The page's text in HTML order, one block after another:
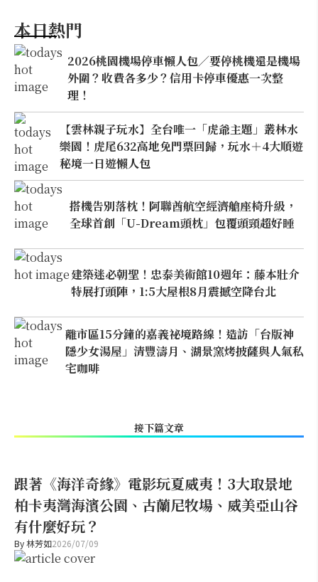
本日熱門
2026桃園機場停車懶人包／要停桃機還是機場
外圍？收費各多少？信用卡停車優惠一次整
理！
【雲林親子玩水】全台唯一「虎爺主題」叢林水
樂園！虎尾632高地免門票回歸，玩水＋4大順遊
秘境一日遊懶人包
搭機告別落枕！阿聯酋航空經濟艙座椅升級，
全球首創「U-Dream頭枕」包覆頭頸超好睡
建築迷必朝聖！忠泰美術館10週年：藤本壯介
特展打頭陣，1:5大屋根8月震撼空降台北
離市區15分鐘的嘉義祕境路線！造訪「台版神
隱少女湯屋」清豐濤月、湖景窯烤披薩與人氣私
宅咖啡
接下篇文章
跟著《海洋奇緣》電影玩夏威夷！3大取景地
柏卡夷灣海濱公園、古蘭尼牧場、威美亞山谷
有什麼好玩？
By林芳如2026/07/09